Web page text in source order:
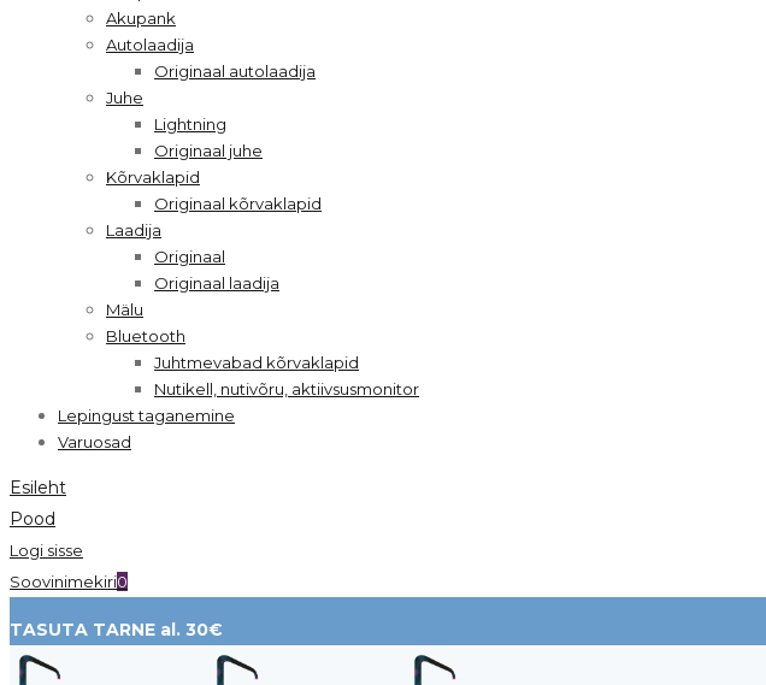
Akupank
Autolaadija
Originaal autolaadija
Juhe
Lightning
Originaal juhe
Kõrvaklapid
Originaal kõrvaklapid
Laadija
Originaal
Originaal laadija
Mälu
Bluetooth
Juhtmevabad kõrvaklapid
Nutikell, nutivõru, aktiivsusmonitor
Lepingust taganemine
Varuosad
Esileht
Pood
Logi sisse
Soovinimekiri0
TASUTA TARNE al. 30€